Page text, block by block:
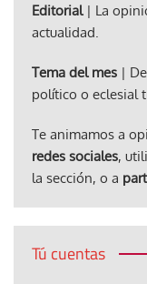
Editorial| La
actualidad.
Tema del mes |
político o eclesial
Te animamos a
redes sociales,
la sección, o a
Tú cuentas